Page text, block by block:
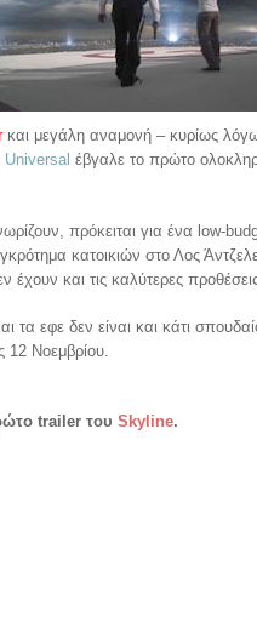
και μεγάλη αναμονή – κυρίως
Universal έβγαλε το πρώτο
πρόκειται για ένα low-
κατοικιών στο Λος
και τις καλύτερες
τα εφε δεν είναι και κάτι
12 Νοεμβρίου.
trailer του Skyline.